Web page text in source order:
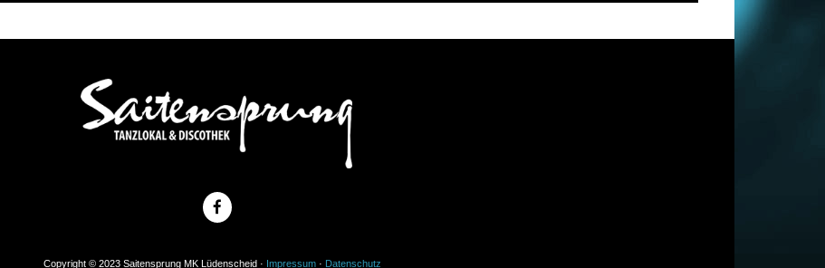
Copyright © 2023 Saitensprung MK Lüdenscheid · Impressum· Datenschutz